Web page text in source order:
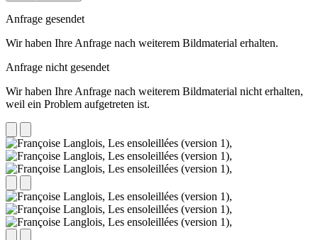
Anfrage gesendet
Wir haben Ihre Anfrage nach weiterem Bildmaterial erhalten.
Anfrage nicht gesendet
Wir haben Ihre Anfrage nach weiterem Bildmaterial nicht erhalten,
weil ein Problem aufgetreten ist.